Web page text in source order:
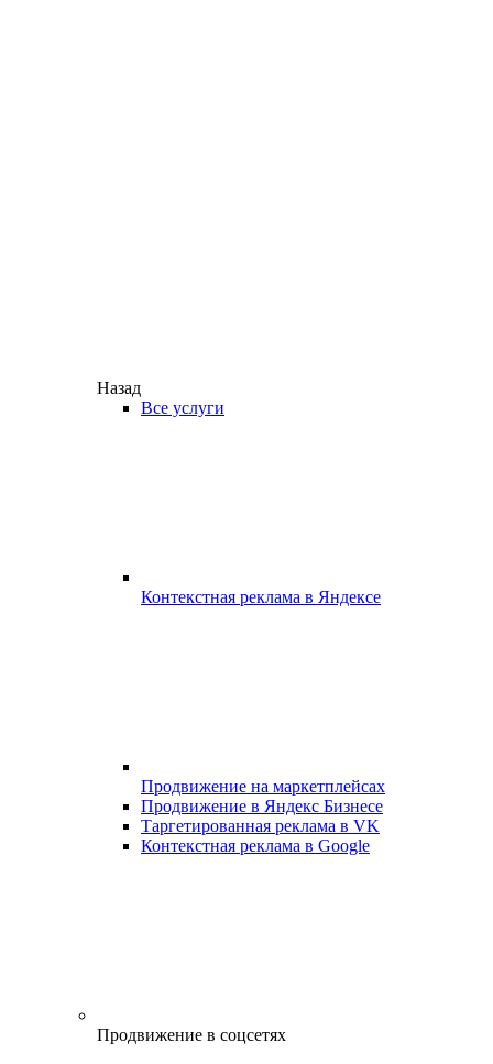
Назад
Все услуги
Контекстная реклама в Яндексе
Продвижение на маркетплейсах
Продвижение в Яндекс Бизнесе
Таргетированная реклама в VK
Контекстная реклама в Google
Продвижение в соцсетях